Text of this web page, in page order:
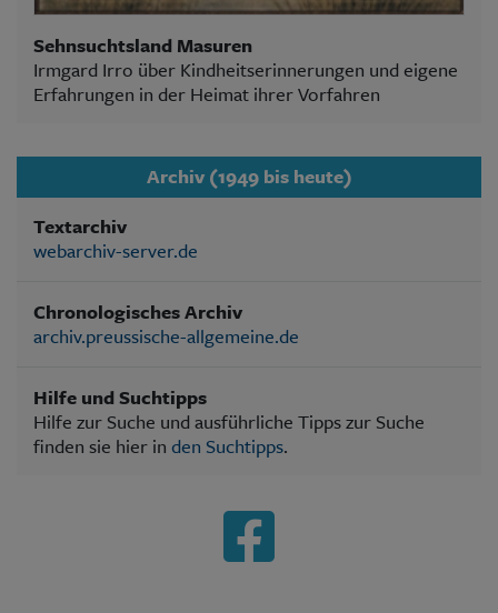
Sehnsuchtsland Masuren
Irmgard Irro über Kindheitserinnerungen und eigene
Erfahrungen in der Heimat ihrer Vorfahren
Archiv (1949 bis heute)
Textarchiv
webarchiv-server.de
Chronologisches Archiv
archiv.preussische-allgemeine.de
Hilfe und Suchtipps
Hilfe zur Suche und ausführliche Tipps zur Suche
finden sie hier in den Suchtipps.